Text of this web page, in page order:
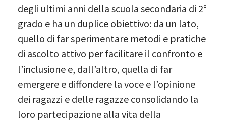
degli ultimi anni della scuola secondaria di 2°
grado e ha un duplice obiettivo: da un lato,
quello di far sperimentare metodi e pratiche
di ascolto attivo per facilitare il confronto e
l’inclusione e, dall’altro, quella di far
emergere e diffondere la voce e l’opinione
dei ragazzi e delle ragazze consolidando la
loro partecipazione alla vita della